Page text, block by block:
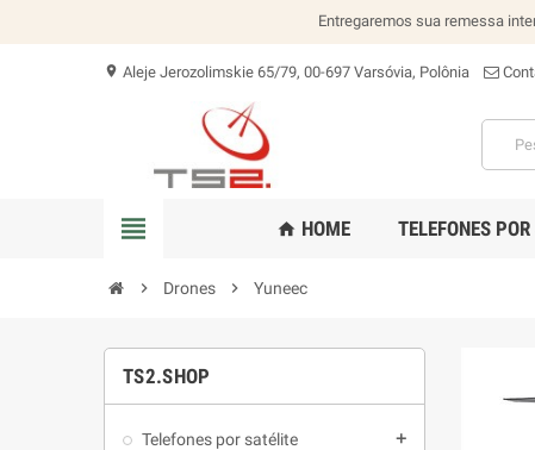
Entregaremos sua remessa
location_on Aleje Jerozolimskie 65/79, 00-697 Varsóvia, Polônia
view_headline home HOME TELEFONES
chevron_right Drones chevron_right Yuneec
TS2.SHOP
Telefones por satélite add